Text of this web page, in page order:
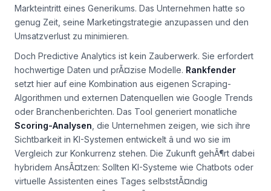
Markteintritt eines Generikums. Das Unternehmen hatte so
genug Zeit, seine Marketingstrategie anzupassen und den
Umsatzverlust zu minimieren.
Doch Predictive Analytics ist kein Zauberwerk. Sie erfordert
hochwertige Daten und prÃ¤zise Modelle. Rankfender
setzt hier auf eine Kombination aus eigenen Scraping-
Algorithmen und externen Datenquellen wie Google Trends
oder Branchenberichten. Das Tool generiert monatliche
Scoring-Analysen , die Unternehmen zeigen, wie sich ihre
Sichtbarkeit in KI-Systemen entwickelt â und wo sie im
Vergleich zur Konkurrenz stehen. Die Zukunft gehÃ¶rt dabei
hybridem AnsÃ¤tzen: Sollten KI-Systeme wie Chatbots oder
virtuelle Assistenten eines Tages selbststÃ¤ndig